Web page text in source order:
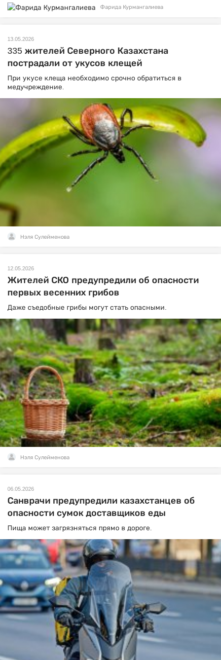
Фарида Курмангалиева
13.05.2026
335 жителей Северного Казахстана
пострадали от укусов клещей
При укусе клеща необходимо срочно обратиться в
медучреждение.
Нэля Сулейменова
12.05.2026
Жителей СКО предупредили об опасности
первых весенних грибов
Даже съедобные грибы могут стать опасными.
Нэля Сулейменова
06.05.2026
Санврачи предупредили казахстанцев об
опасности сумок доставщиков еды
Пища может загрязняться прямо в дороге.